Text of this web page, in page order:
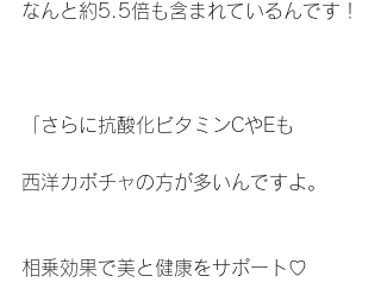
なんと約5.5倍も含まれているんです！
「さらに抗酸化ビタミンCやEも
西洋カボチャの方が多いんですよ。
相乗効果で美と健康をサポート♡